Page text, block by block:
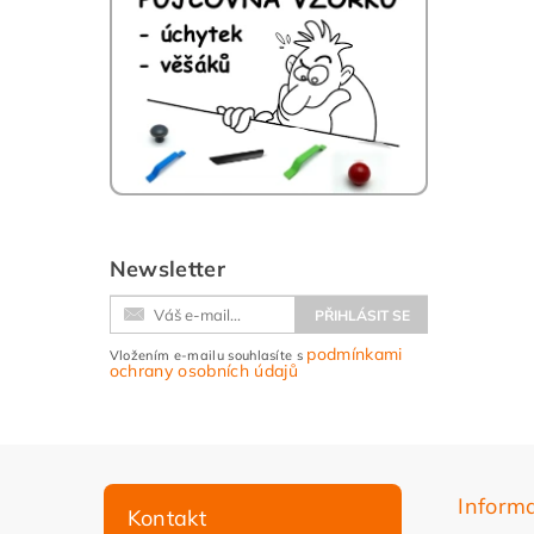
Newsletter
Vložením e-mailu souhlasíte s podmínkami
ochrany osobních údajů
Kontakt